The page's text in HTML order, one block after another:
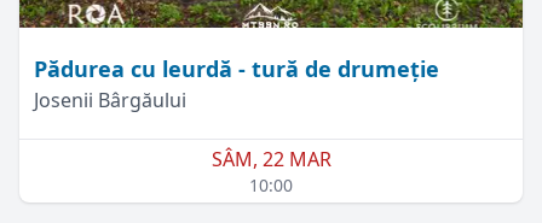
Pădurea cu leurdă - tură de drumeție
Josenii Bârgăului
SÂM, 22 MAR
10:00